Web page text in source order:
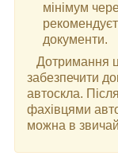
мінімум
документи.
Дотримання
забезпечити
автоскла.
фахівцями
можна в